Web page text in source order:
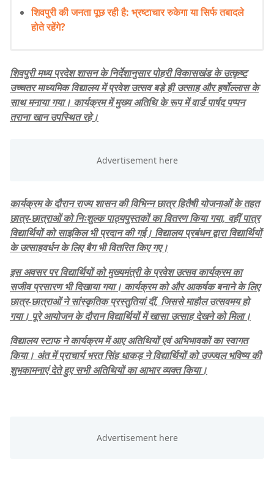
शिवपुरी की जनता पूछ रही है: भ्रष्टाचार रुकेगा या सिर्फ तबादले
होते रहेंगे?
शिवपुरी मध्य प्रदेश शासन के निर्देशानुसार पोहरी विकासखंड के उत्कृष्ट
उच्चतर माध्यमिक विद्यालय में प्रवेश उत्सव बड़े ही उत्साह और हर्षोल्लास के
साथ मनाया गया। कार्यक्रम में मुख्य अतिथि के रूप में वार्ड पार्षद पप्पन
तराना खान उपस्थित रहे।
कार्यक्रम के दौरान राज्य शासन की विभिन्न छात्र हितैषी योजनाओं के तहत
छात्र-छात्राओं को निःशुल्क पाठ्यपुस्तकों का वितरण किया गया, वहीं पात्र
विद्यार्थियों को साइकिल भी प्रदान की गई। विद्यालय प्रबंधन द्वारा विद्यार्थियों
के उत्साहवर्धन के लिए बैग भी वितरित किए गए।
इस अवसर पर विद्यार्थियों को मुख्यमंत्री के प्रवेश उत्सव कार्यक्रम का
सजीव प्रसारण भी दिखाया गया। कार्यक्रम को और आकर्षक बनाने के लिए
छात्र-छात्राओं ने सांस्कृतिक प्रस्तुतियां दीं, जिससे माहौल उत्सवमय हो
गया। पूरे आयोजन के दौरान विद्यार्थियों में खासा उत्साह देखने को मिला।
विद्यालय स्टाफ ने कार्यक्रम में आए अतिथियों एवं अभिभावकों का स्वागत
किया। अंत में प्राचार्य भरत सिंह धाकड़ ने विद्यार्थियों को उज्ज्वल भविष्य की
शुभकामनाएं देते हुए सभी अतिथियों का आभार व्यक्त किया।